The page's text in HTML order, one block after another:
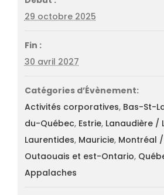
29 octobre 2025
Fin :
30 avril 2027
Catégories d’Évènement:
Activités corporatives, Bas-St-
du-Québec, Estrie, Lanaudière /
Laurentides, Mauricie, Montréal
Outaouais et est-Ontario,
Appalaches